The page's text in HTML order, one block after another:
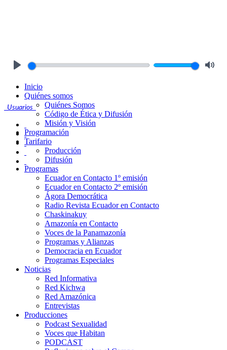
Usuarios
Inicio
Quiénes somos
Quiénes Somos
Código de Ética y Difusión
Misión y Visión
Programación
Tarifario
Producción
Difusión
Programas
Ecuador en Contacto 1º emisión
Ecuador en Contacto 2º emisión
Ágora Democrática
Radio Revista Ecuador en Contacto
Chaskinakuy
Amazonía en Contacto
Voces de la Panamazonía
Programas y Alianzas
Democracia en Ecuador
Programas Especiales
Noticias
Red Informativa
Red Kichwa
Red Amazónica
Entrevistas
Producciones
Podcast Sexualidad
Voces que Habitan
PODCAST